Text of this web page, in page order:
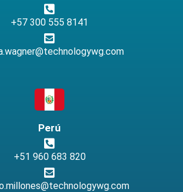
+57 300 555 8141
Perú
+51 960 683 820